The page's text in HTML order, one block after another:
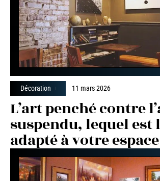
Décoration 11 mars 2026
L’art penché contre
suspendu, lequel est
adapté à votre